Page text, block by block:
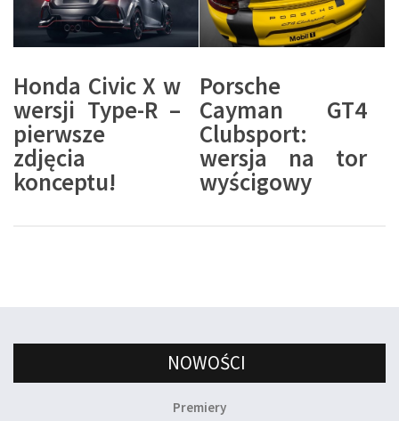
Honda Civic X w
wersji Type-R –
pierwsze
zdjęcia
konceptu!
Porsche
Cayman GT4
Clubsport:
wersja na tor
wyścigowy
NOWOŚCI
Premiery